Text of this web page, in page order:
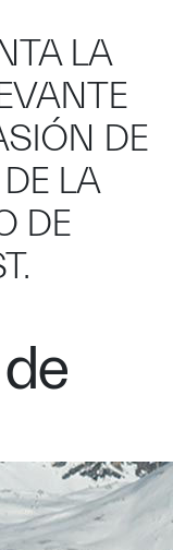
LA
DE
LA
DE